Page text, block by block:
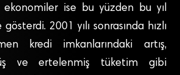
ise bu yüzden bu yıl
2001 yılı sonrasında hızlı
kredi imkanlarındaki artış,
ve ertelenmiş tüketim gibi